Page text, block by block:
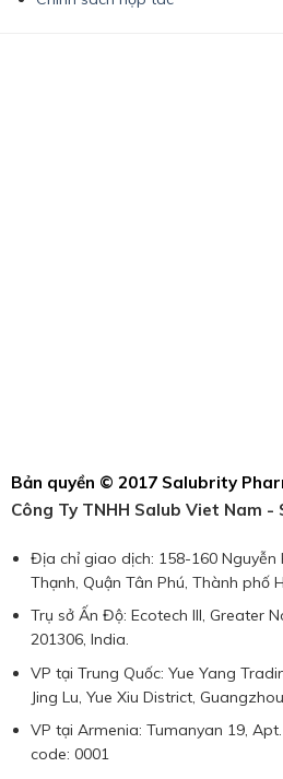
Bản quyền © 2017 Salubrity
Công Ty TNHH Salub Viet Nam
Địa chỉ giao dịch: 158-160 Nguyễn
Thạnh, Quận Tân Phú, Thành phố
Trụ sở Ấn Độ: Ecotech III, Greater
201306, India.
VP tại Trung Quốc: Yue Yang
Jing Lu, Yue Xiu District,
VP tại Armenia: Tumanyan 19,
code: 0001